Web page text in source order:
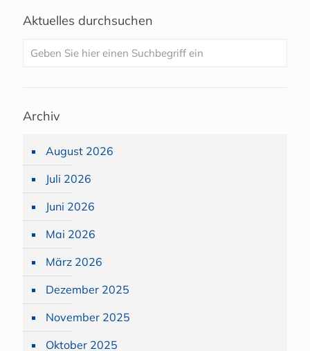
Aktuelles durchsuchen
Archiv
August 2026
Juli 2026
Juni 2026
Mai 2026
März 2026
Dezember 2025
November 2025
Oktober 2025